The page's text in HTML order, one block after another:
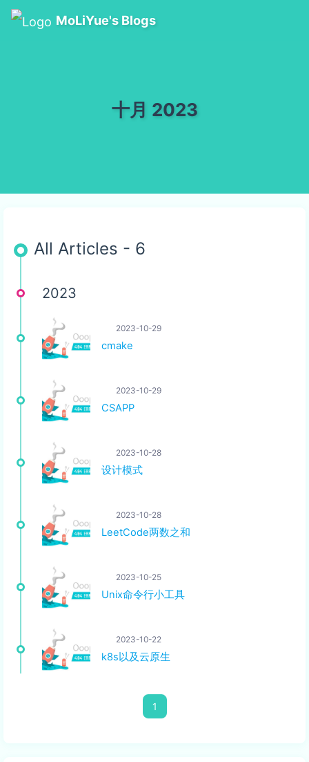
MoLiYue's Blogs
十月 2023
All Articles - 6
2023
2023-10-29
cmake
2023-10-29
CSAPP
2023-10-28
设计模式
2023-10-28
LeetCode两数之和
2023-10-25
Unix命令行小工具
2023-10-22
k8s以及云原生
1